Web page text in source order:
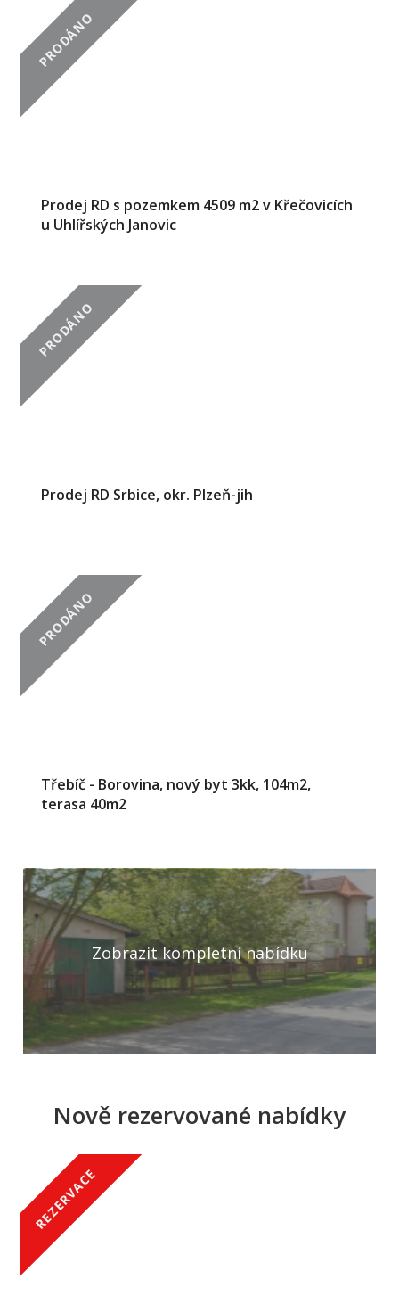
Prodej RD s pozemkem 4509 m2 v Křečovicích
u Uhlířských Janovic
PRODÁNO
Prodej RD Srbice, okr. Plzeň-jih
PRODÁNO
Třebíč - Borovina, nový byt 3kk, 104m2,
terasa 40m2
PRODÁNO
Zobrazit kompletní nabídku
Nově rezervované nabídky
REZERVACE